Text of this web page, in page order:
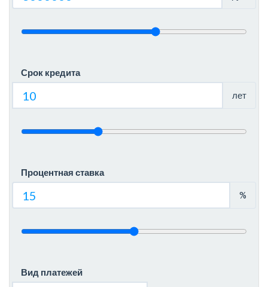
Срок кредита
лет
Процентная ставка
%
Вид платежей